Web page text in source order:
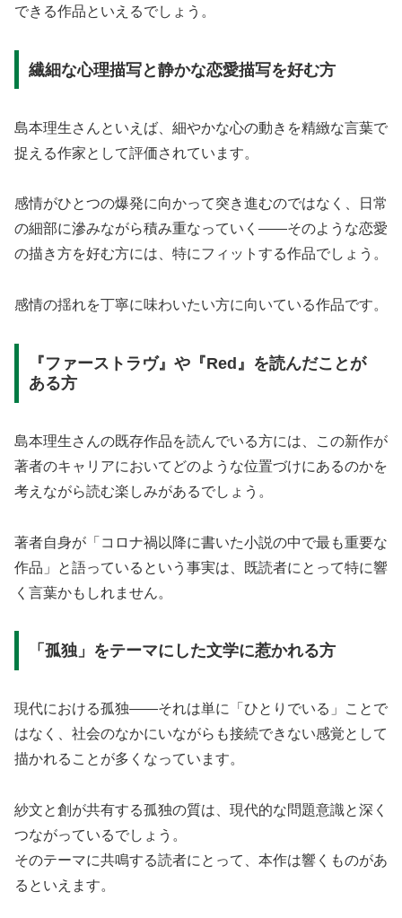
できる作品といえるでしょう。
繊細な心理描写と静かな恋愛描写を好む方
島本理生さんといえば、細やかな心の動きを精緻な言葉で
捉える作家として評価されています。
感情がひとつの爆発に向かって突き進むのではなく、日常
の細部に滲みながら積み重なっていく——そのような恋愛
の描き方を好む方には、特にフィットする作品でしょう。
感情の揺れを丁寧に味わいたい方に向いている作品です。
『ファーストラヴ』や『Red』を読んだことが
ある方
島本理生さんの既存作品を読んでいる方には、この新作が
著者のキャリアにおいてどのような位置づけにあるのかを
考えながら読む楽しみがあるでしょう。
著者自身が「コロナ禍以降に書いた小説の中で最も重要な
作品」と語っているという事実は、既読者にとって特に響
く言葉かもしれません。
「孤独」をテーマにした文学に惹かれる方
現代における孤独——それは単に「ひとりでいる」ことで
はなく、社会のなかにいながらも接続できない感覚として
描かれることが多くなっています。
紗文と創が共有する孤独の質は、現代的な問題意識と深く
つながっているでしょう。
そのテーマに共鳴する読者にとって、本作は響くものがあ
るといえます。